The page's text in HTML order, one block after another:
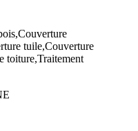
tuile,Couverture
toiture,Traitement